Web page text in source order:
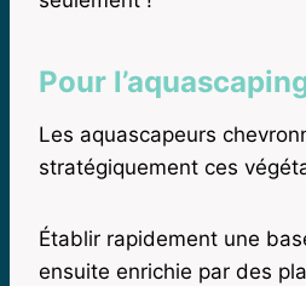
Pour
Les aquascapeurs
stratégiquement ces
Établir rapidement une
ensuite enrichie par des